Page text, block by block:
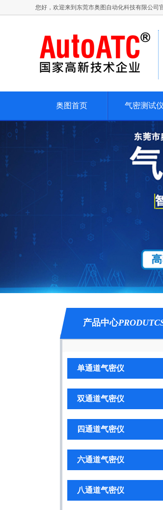
您好，欢迎来到东莞市奥图自动化科技有限公司
奥图首页 气密测试仪
产品中心
单通道气密仪
双通道气密仪
四通道气密仪
六通道气密仪
八通道气密仪